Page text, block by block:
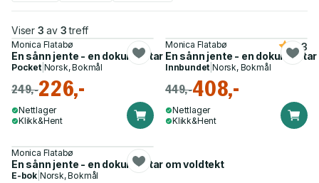
Viser 3 av 3 treff
Monica Flatabø
En sånn jente - en dokumentar om voldtekt
Pocket| Norsk, Bokmål
249,-226,-
Nettlager
Klikk&Hent
Monica Flatabø
En sånn jente - en
4.3
Innbundet |Norsk, Bokmål
449,-408,-
Nettlager
Klikk&Hent
Monica Flatabø
En sånn jente - en dokumentar om voldtekt
E-bok Norsk, Bokmål